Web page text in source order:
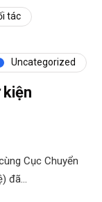
tác
Uncategorized
Cục Chuyển
đã…